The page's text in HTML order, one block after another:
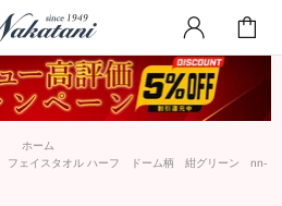
ホーム
ェイスタオル ハーフ ドーム柄 紺グリーン nn-